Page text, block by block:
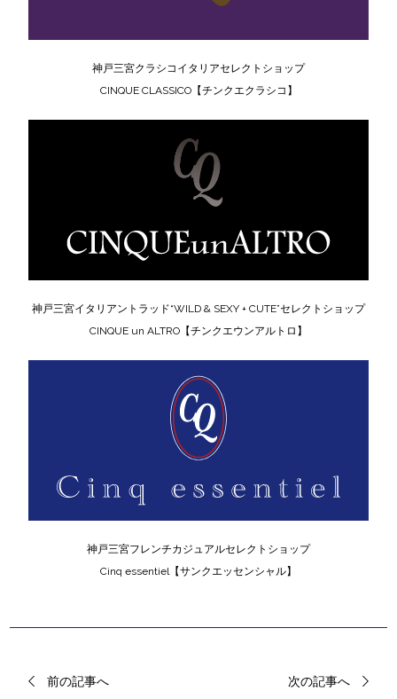
神戸三宮クラシコイタリアセレクトショップ
CINQUE CLASSICO【チンクエクラシコ】
神戸三宮イタリアントラッド“WILD & SEXY + CUTE”セレクトショップ
CINQUE un ALTRO【チンクエウンアルトロ】
神戸三宮フレンチカジュアルセレクトショップ
Cinq essentiel【サンクエッセンシャル】
前の記事へ 次の記事へ